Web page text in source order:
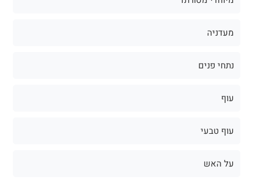
מעדניה
נתחי פנים
עוף
עוף טבעי
על האש